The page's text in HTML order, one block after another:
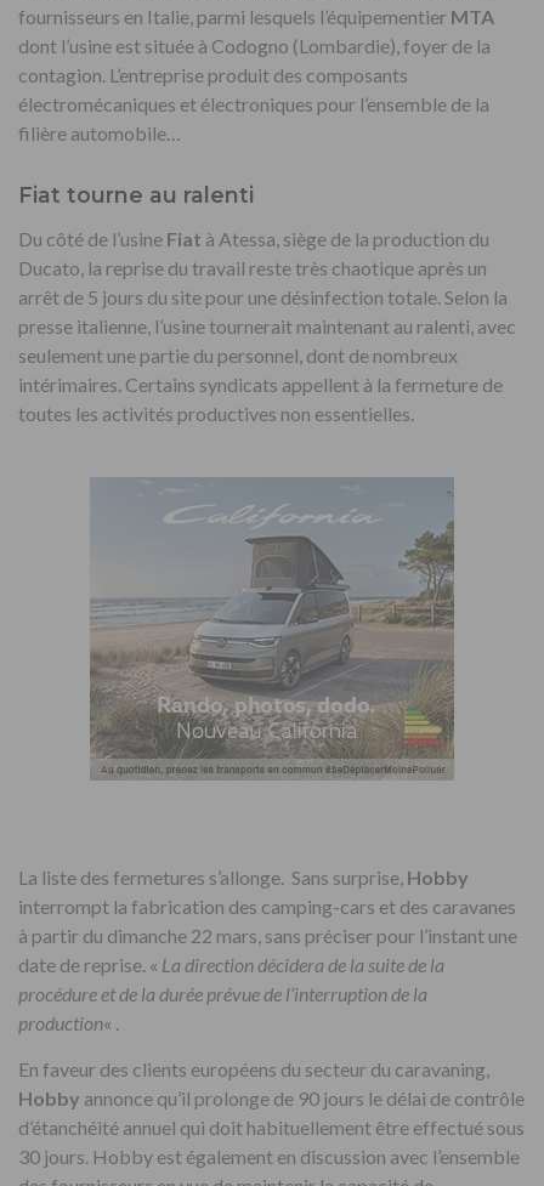
fournisseurs en Italie, parmi lesquels l’équipementier MTA
dont l’usine est située à Codogno (Lombardie), foyer de la
contagion. L’entreprise produit des composants
électromécaniques et électroniques pour l’ensemble de la
filière automobile…
Fiat tourne au ralenti
Du côté de l’usine Fiat à Atessa, siège de la production du
Ducato, la reprise du travail reste très chaotique après un
arrêt de 5 jours du site pour une désinfection totale. Selon la
presse italienne, l’usine tournerait maintenant au ralenti, avec
seulement une partie du personnel, dont de nombreux
intérimaires. Certains syndicats appellent à la fermeture de
toutes les activités productives non essentielles.
La liste des fermetures s’allonge. Sans surprise, Hobby
interrompt la fabrication des camping-cars et des caravanes
à partir du dimanche 22 mars, sans préciser pour l’instant une
date de reprise. « La direction décidera de la suite de la
procédure et de la durée prévue de l’interruption de la
production« .
En faveur des clients européens du secteur du caravaning,
Hobby annonce qu’il prolonge de 90 jours le délai de contrôle
d’étanchéité annuel qui doit habituellement être effectué sous
30 jours. Hobby est également en discussion avec l’ensemble